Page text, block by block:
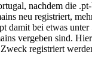
nachdem die
neu registriert,
bei etwas
vergeben sind.
registriert